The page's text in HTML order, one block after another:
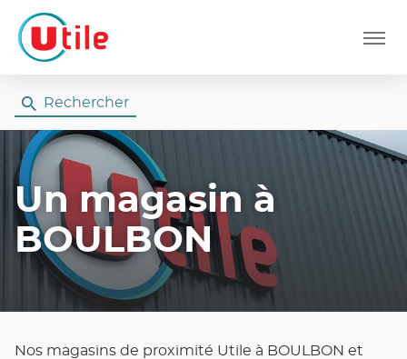
Menu
Rechercher
Un magasin à
BOULBON
Nos magasins de proximité Utile à BOULBON et